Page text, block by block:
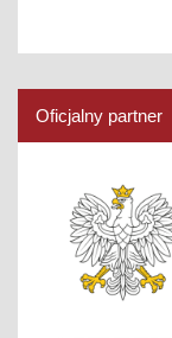
Oficjalny partner